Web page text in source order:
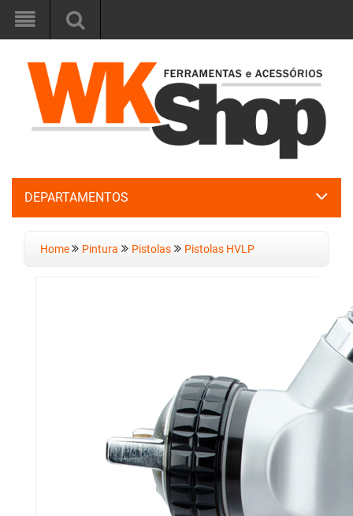
DEPARTAMENTOS
Home Pintura Pistolas Pistolas HVLP